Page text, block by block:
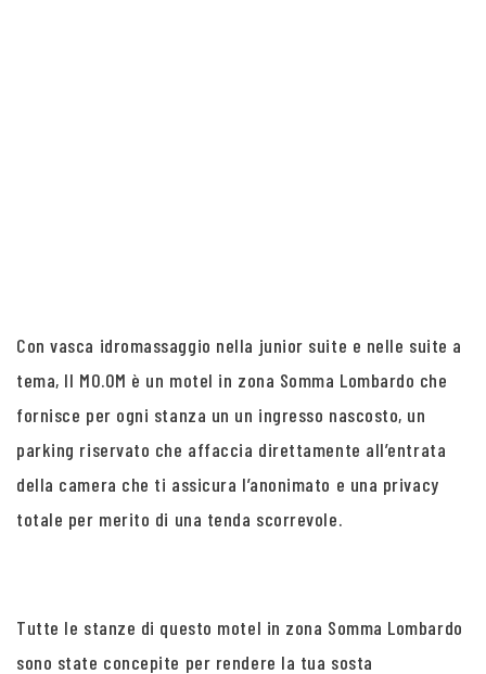
Con vasca idromassaggio nella junior suite e nelle suite a
tema, Il MO.OM è un motel in zona Somma Lombardo che
fornisce per ogni stanza un un ingresso nascosto, un
parking riservato che affaccia direttamente all’entrata
della camera che ti assicura l’anonimato e una privacy
totale per merito di una tenda scorrevole.
Tutte le stanze di questo motel in zona Somma Lombardo
sono state concepite per rendere la tua sosta